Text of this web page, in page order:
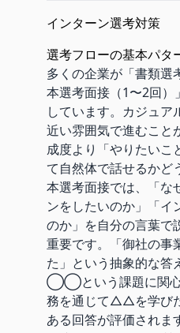
インターン選考対策
選考フローの基本パタ
多くの企業が「書類
本選考面接（1〜2回）
しています。カジュア
近い雰囲気で進むこと
成度より「やりたいこ
て自然体で話せるかど
本選考面接では、「な
ンをしたいのか」「イ
のか」を自分の言葉で
重要です。「御社の事
た」という抽象的な答
◯◯という課題に関心
務を通じて△△を学び
ある回答が評価されま